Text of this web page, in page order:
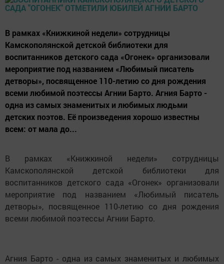
В рамках «Книжкиной недели» сотрудницы
Камскополянской детской библиотеки для
воспитанников детского сада «Огонек» организовали
мероприятие под названием «Любимый писатель
детворы», посвященное 110-летию со дня рождения
всеми любимой поэтессы Агнии Барто. Агния Барто -
одна из самых знаменитых и любимых людьми
детских поэтов. Её произведения хорошо известны
всем: от мала до...
В рамках «Книжкиной недели» сотрудницы
Камскополянской детской библиотеки для
воспитанников детского сада «Огонек» организовали
мероприятие под названием «Любимый писатель
детворы», посвященное 110-летию со дня рождения
всеми любимой поэтессы Агнии Барто.
Агния Барто - одна из самых знаменитых и любимых